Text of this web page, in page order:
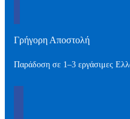
Γρήγορη Αποστολή
Παράδοση σε 1–3 εργάσιμες